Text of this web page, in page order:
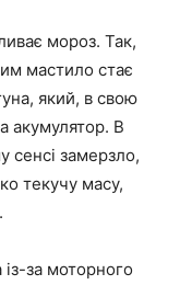
мороз. Так,
мастило стає
який, в свою
акумулятор. В
сенсі замерзло,
текучу масу,
за моторного